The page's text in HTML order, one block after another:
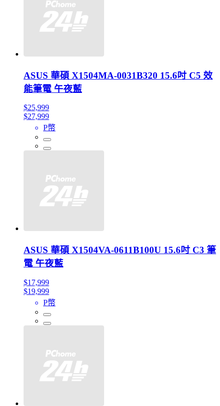
ASUS 華碩 X1504MA-0031B320 15.6吋 C5 效
能筆電 午夜藍
$25,999
$27,999
P幣
ASUS 華碩 X1504VA-0611B100U 15.6吋 C3 筆
電 午夜藍
$17,999
$19,999
P幣